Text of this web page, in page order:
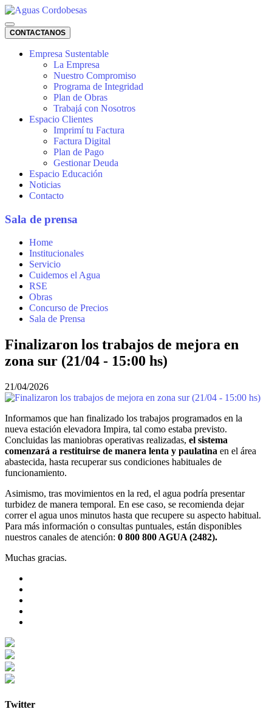
CONTACTANOS
Empresa Sustentable
La Empresa
Nuestro Compromiso
Programa de Integridad
Plan de Obras
Trabajá con Nosotros
Espacio Clientes
Imprimí tu Factura
Factura Digital
Plan de Pago
Gestionar Deuda
Espacio Educación
Noticias
Contacto
Sala de prensa
Home
Institucionales
Servicio
Cuidemos el Agua
RSE
Obras
Concurso de Precios
Sala de Prensa
Finalizaron los trabajos de mejora en
zona sur (21/04 - 15:00 hs)
21/04/2026
Informamos que han finalizado los trabajos programados en la
nueva estación elevadora Impira, tal como estaba previsto.
Concluidas las maniobras operativas realizadas, el sistema
comenzará a restituirse de manera lenta y paulatina en el área
abastecida, hasta recuperar sus condiciones habituales de
funcionamiento.
Asimismo, tras movimientos en la red, el agua podría presentar
turbidez de manera temporal. En ese caso, se recomienda dejar
correr el agua unos minutos hasta que recupere su aspecto habitual.
Para más información o consultas puntuales, están disponibles
nuestros canales de atención: 0 800 800 AGUA (2482).
Muchas gracias.
Twitter